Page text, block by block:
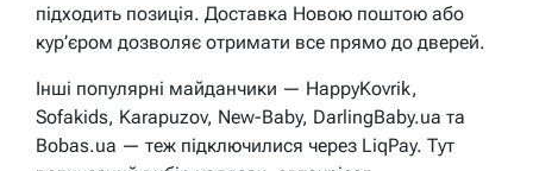
підходить позиція. Доставка Новою поштою або
кур’єром дозволяє отримати все прямо до дверей.
Інші популярні майданчики — HappyKovrik,
Sofakids, Karapuzov, New-Baby, DarlingBaby.ua та
Bobas.ua — теж підключилися через LiqPay. Тут